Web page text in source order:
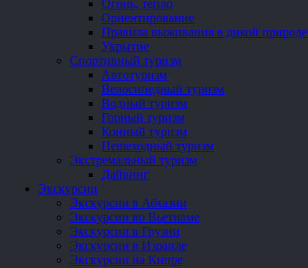
Огонь, тепло
Ориентирование
Правила выживания в дикой природе
Укрытие
Спортивный туризм
Автотуризм
Велосипедный туризм
Водный туризм
Горный туризм
Конный туризм
Пешеходный туризм
Экстремальный туризм
Дайвинг
Экскурсии
Экскурсии в Абхазии
Экскурсии во Вьетнаме
Экскурсии в Грузии
Экскурсии в Израиле
Экскурсии на Кипре